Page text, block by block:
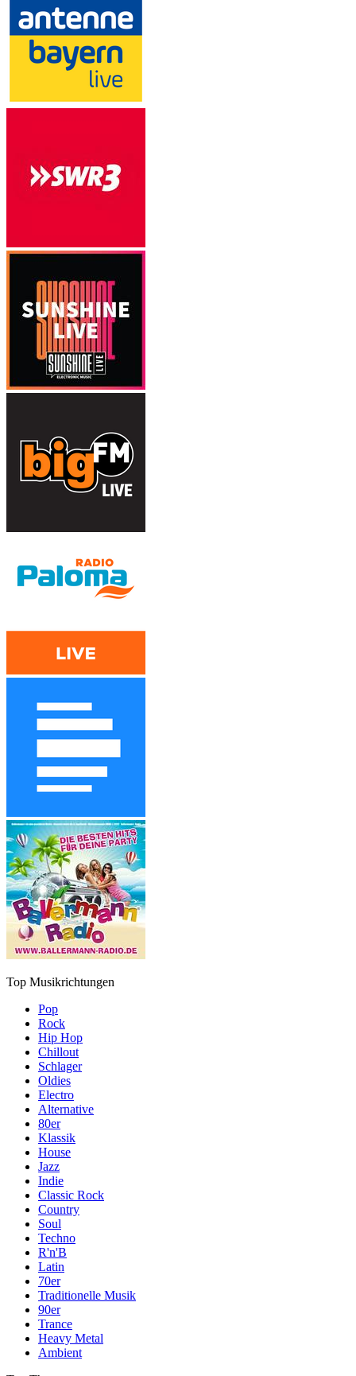
Top Musikrichtungen
Pop
Rock
Hip Hop
Chillout
Schlager
Oldies
Electro
Alternative
80er
Klassik
House
Jazz
Indie
Classic Rock
Country
Soul
Techno
R'n'B
Latin
70er
Traditionelle Musik
90er
Trance
Heavy Metal
Ambient